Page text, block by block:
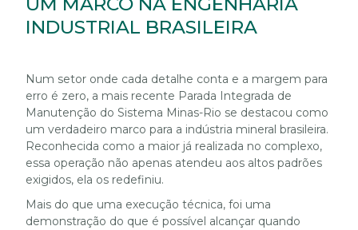
INDUSTRIAL BRASILEIRA
Num setor onde cada detalhe conta e a margem para
erro é zero, a mais recente Parada Integrada de
Manutenção do Sistema Minas-Rio se destacou como
um verdadeiro marco para a indústria mineral brasileira.
Reconhecida como a maior já realizada no complexo,
essa operação não apenas atendeu aos altos padrões
exigidos, ela os redefiniu.
Mais do que uma execução técnica, foi uma
demonstração do que é possível alcançar quando